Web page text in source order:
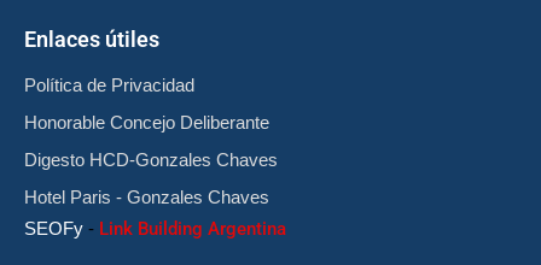
Enlaces útiles
Política de Privacidad
Honorable Concejo Deliberante
Digesto HCD-Gonzales Chaves
Hotel Paris - Gonzales Chaves
SEOFy - Link Building Argentina